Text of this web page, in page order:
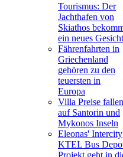
Tourismus: Der
Jachthafen von
Skiathos
ein neues Gesicht
Fährenfahrten in
Griechenland
gehören zu den
teuersten in
Europa
Villa Preise fallen
auf Santorin und
Mykonos Inseln
Eleonas' Intercity
KTEL Bus
Projekt geht in